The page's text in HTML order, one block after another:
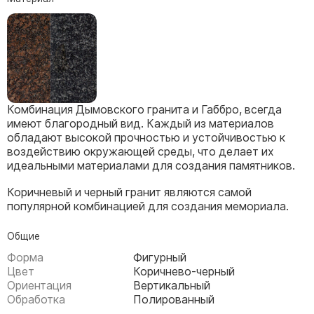
Скульптуры, барельефы и бюсты из бронзы
Памятники с фотокерамикой
Памятники младенцу
Памятники двойные
Памятники женщине
Памятники жене
Памятники мужчине
Памятники дедушке
Комбинация Дымовского гранита и Габбро, всегда
имеют благородный вид. Каждый из материалов
обладают высокой прочностью и устойчивостью к
воздействию окружающей среды, что делает их
идеальными материалами для создания памятников.
Коричневый и черный гранит являются самой
популярной комбинацией для создания мемориала.
Общие
Форма
Фигурный
Цвет
Коричнево-черный
Ориентация
Вертикальный
Обработка
Полированный